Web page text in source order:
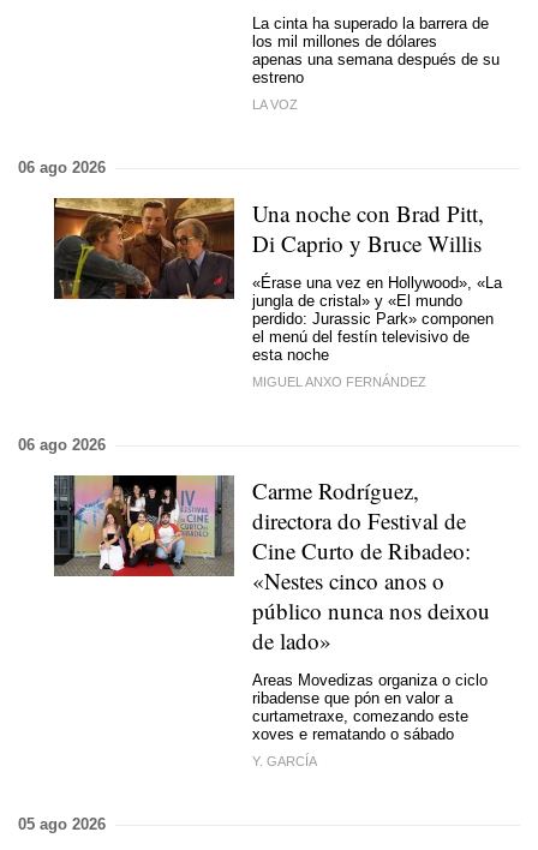
La cinta ha superado la barrera de
los mil millones de dólares
apenas una semana después de su
estreno
LA VOZ
06 ago 2026
Una noche con Brad Pitt,
Di Caprio y Bruce Willis
«Érase una vez en Hollywood», «La
jungla de cristal» y «El mundo
perdido: Jurassic Park» componen
el menú del festín televisivo de
esta noche
MIGUEL ANXO FERNÁNDEZ
06 ago 2026
Carme Rodríguez,
directora do Festival de
Cine Curto de Ribadeo:
«Nestes cinco anos o
público nunca nos deixou
de lado»
Areas Movedizas organiza o ciclo
ribadense que pón en valor a
curtametraxe, comezando este
xoves e rematando o sábado
Y. GARCÍA
05 ago 2026